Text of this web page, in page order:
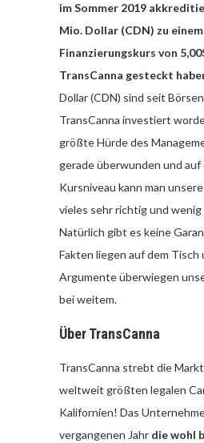
im Sommer 2019
Mio. Dollar (CDN) zu einem
Finanzierungskurs von
TransCanna gesteckt
Dollar (CDN) sind seit
TransCanna investiert
größte Hürde des
gerade überwunden und auf
Kursniveau kann man
vieles sehr richtig und wenig
Natürlich gibt es keine
Fakten liegen auf dem Tisch
Argumente überwiegen
bei weitem.
Über TransCanna
TransCanna strebt die
weltweit größten legalen
Kalifornien! Das
vergangenen Jahr die wohl